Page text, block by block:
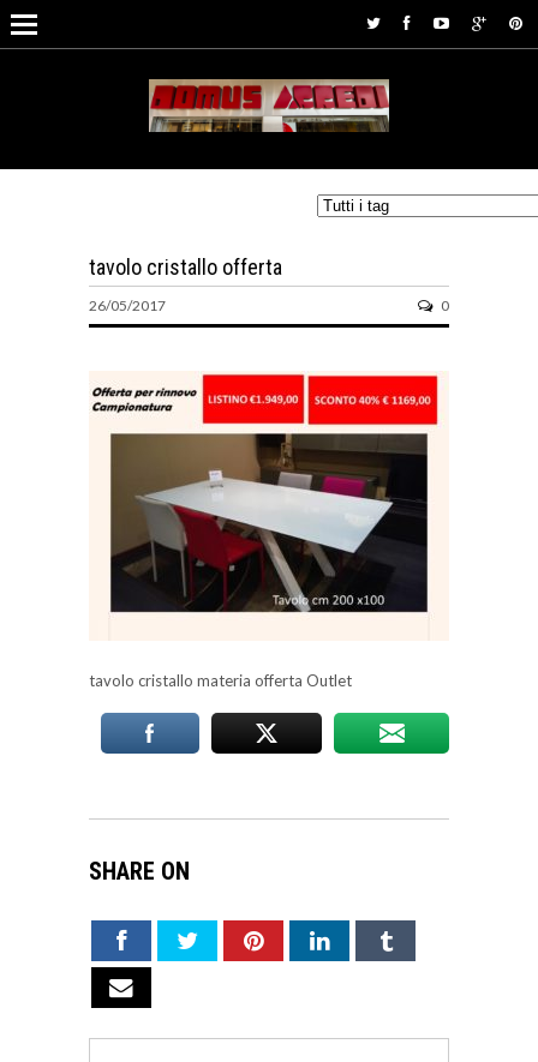
tavolo cristallo offerta
26/05/2017 0
tavolo cristallo materia offerta Outlet
SHARE ON